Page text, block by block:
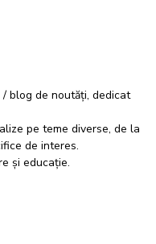
blog de noutăți, dedicat
pe teme diverse, de la
de interes.
și educație.